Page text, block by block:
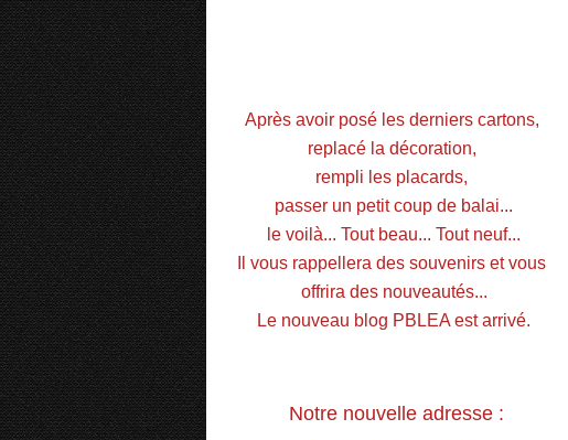
Après avoir posé les derniers cartons,
replacé la décoration,
rempli les placards,
passer un petit coup de balai...
le voilà... Tout beau... Tout neuf...
Il vous rappellera des souvenirs et vous
offrira des nouveautés...
Le nouveau blog PBLEA est arrivé.
Notre nouvelle adresse :